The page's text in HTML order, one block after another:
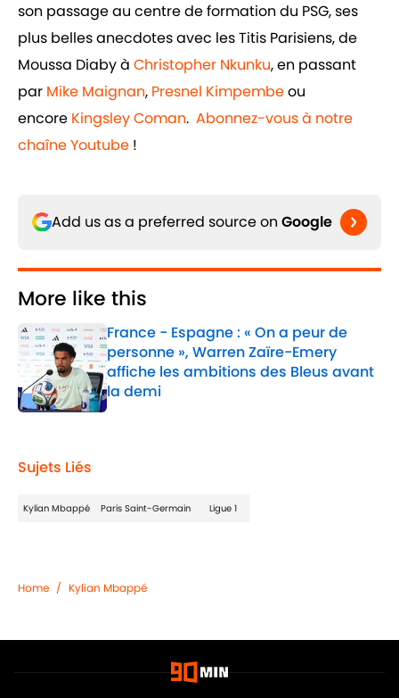
son passage au centre de formation du PSG, ses
plus belles anecdotes avec les Titis Parisiens, de
Moussa Diaby à Christopher Nkunku, en passant
par Mike Maignan, Presnel Kimpembeou
encore Kingsley Coman. Abonnez-vous à notre
chaîne Youtube !
Add us as a preferred source on Google
More like this
France - Espagne : « On a peur de
personne », Warren Zaïre-Emery
affiche les ambitions des Bleus avant
la demi
Published by on Invalid Date
Sujets Liés
Kylian Mbappé Paris Saint-Germain Ligue 1
Home / Kylian Mbappé